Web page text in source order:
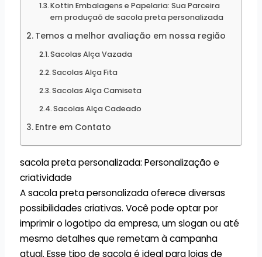
Kottin Embalagens e Papelaria: Sua Parceira
em produçaõ de sacola preta personalizada
Temos a melhor avaliação em nossa região
Sacolas Alça Vazada
Sacolas Alça Fita
Sacolas Alça Camiseta
Sacolas Alça Cadeado
Entre em Contato
sacola preta personalizada: Personalização e
criatividade
A sacola preta personalizada oferece diversas
possibilidades criativas. Você pode optar por
imprimir o logotipo da empresa, um slogan ou até
mesmo detalhes que remetam à campanha
atual. Esse tipo de sacola é ideal para lojas de